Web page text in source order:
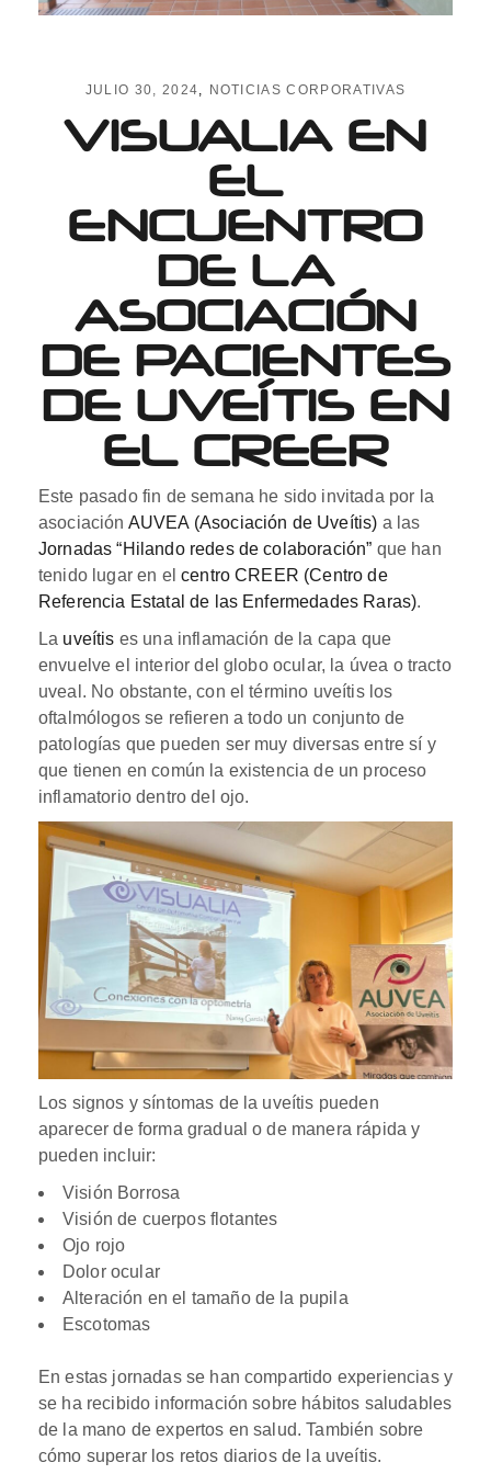
JULIO 30, 2024 NOTICIAS CORPORATIVAS
VISUALIA EN
EL
ENCUENTRO
DE LA
ASOCIACIÓN
DE PACIENTES
DE UVEÍTIS EN
EL CREER
Este pasado fin de semana he sido invitada por la
asociación AUVEA (Asociación de Uveítis) a las
Jornadas “Hilando redes de colaboración” que han
tenido lugar en elcentro CREER (Centro de
Referencia Estatal de las Enfermedades Raras).
La uveítis es una inflamación de la capa que
envuelve el interior del globo ocular, la úvea o tracto
uveal. No obstante, con el término uveítis los
oftalmólogos se refieren a todo un conjunto de
patologías que pueden ser muy diversas entre sí y
que tienen en común la existencia de un proceso
inflamatorio dentro del ojo.
Los signos y síntomas de la uveítis pueden
aparecer de forma gradual o de manera rápida y
pueden incluir:
Visión Borrosa
Visión de cuerpos flotantes
Ojo rojo
Dolor ocular
Alteración en el tamaño de la pupila
Escotomas
En estas jornadas se han compartido experiencias y
se ha recibido información sobre hábitos saludables
de la mano de expertos en salud. También sobre
cómo superar los retos diarios de la uveítis.